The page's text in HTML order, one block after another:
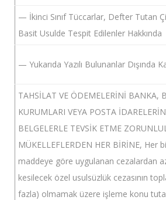
— İkinci Sınıf Tüccarlar, Defter Tutan
Basit Usulde Tespit Edilenler Hakkında
— Yukarıda Yazılı Bulunanlar Dışında
TAHSİLAT VE ÖDEMELERİNİ BANKA,
KURUMLARI VEYA POSTA
BELGELERLE TEVSİK ETME
MÜKELLEFLERDEN HER BİRİNE, Her
maddeye göre uygulanan cezalardan
kesilecek özel usulsüzlük cezasının
fazla) olmamak üzere işleme konu